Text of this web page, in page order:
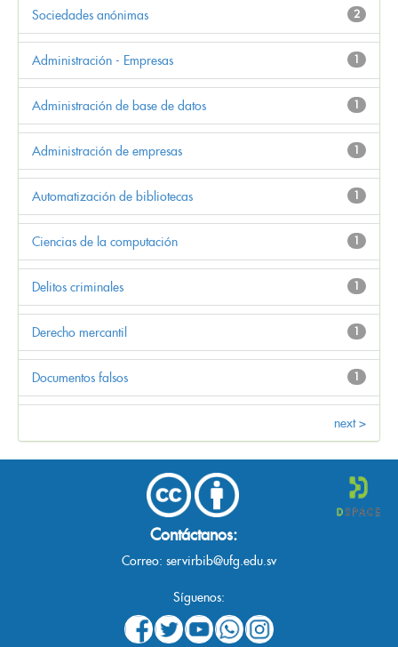
2
Sociedades anónimas
1
Administración - Empresas
1
Administración de base de datos
1
Administración de empresas
1
Automatización de bibliotecas
1
Ciencias de la computación
1
Delitos criminales
1
Derecho mercantil
1
Documentos falsos
next >
Contáctanos:
Correo: servirbib@ufg.edu.sv
Síguenos: